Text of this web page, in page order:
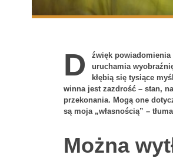
D
źwięk
uruchamia
kłębią się tysiące
winna jest zazdrość – stan,
przekonania. Mogą one
są moja „własnością” –
Można